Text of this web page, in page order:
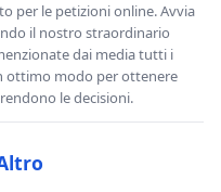
per le petizioni online. Avvia
il nostro straordinario
dai media tutti i
ottimo modo per ottenere
le decisioni.